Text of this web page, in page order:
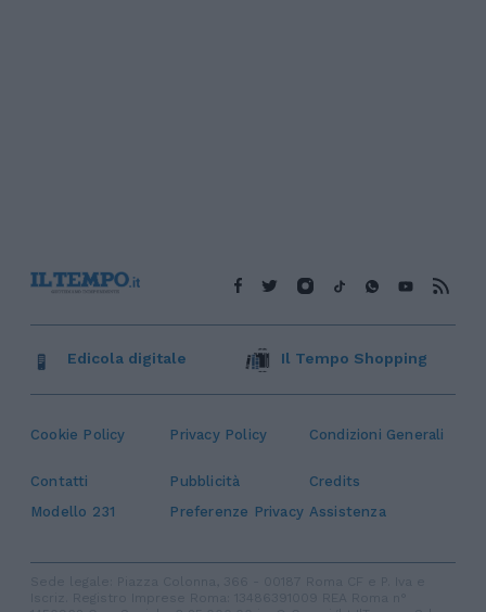
Cookie Policy Privacy Policy Condizioni Generali
Contatti Pubblicità
Credits
Modello 231
Preferenze Privacy Assistenza
Edicola digitale Il Tempo Shopping